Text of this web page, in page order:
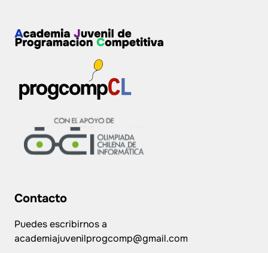
🚀 Todo problema tiene solución.
🧠 La lógica abre puertas.
🔥 Desafíos que enseñan.
Contacto
Puedes escribirnos a
academiajuvenilprogcomp@gmail.com